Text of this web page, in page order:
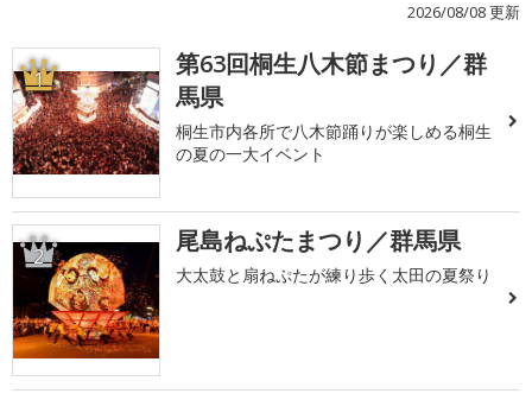
2026/08/08 更新
1
第63回桐生八木節まつり／群
馬県
桐生市内各所で八木節踊りが楽しめる桐生
の夏の一大イベント
2 尾島ねぷたまつり／群馬県
大太鼓と扇ねぷたが練り歩く太田の夏祭り